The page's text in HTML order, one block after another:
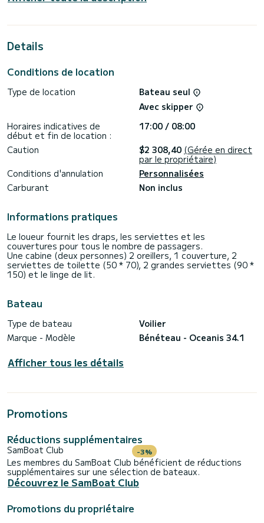
totale de 11 mètres, il sera votre meilleur allié pour passer
de Fethiye
Pour votre confort, Stella possède 1 toilette avec douche
d'annexe.
Pour toute demande d'information ou réservation, cliquer
sur le bouton « obtenir un devis », un expert SamBoat vous
Details
Conditions de location
Type de location
Bateau seul
Avec skipper
Horaires indicatives de
début et fin de location :
17:00 / 08:00
Caution
$2 308,40 (Gérée en direct
par le propriétaire)
Conditions d'annulation
Personnalisées
Carburant
Non inclus
Informations pratiques
Le loueur fournit les draps, les serviettes et les
couvertures pour tous le nombre de passagers.
Une cabine (deux personnes) 2 oreillers, 1 couverture, 2
serviettes de toilette (50 * 70), 2 grandes serviettes (90 *
150) et le linge de lit.
Bateau
Type de bateau
Voilier
Marque - Modèle
Bénéteau - Oceanis 34.1
Afficher tous les détails
Promotions
Réductions supplémentaires
SamBoat Club -3%
Les membres du SamBoat Club bénéficient de réductions
supplémentaires sur une sélection de bateaux.
Découvrez le SamBoat Club
Promotions du propriétaire